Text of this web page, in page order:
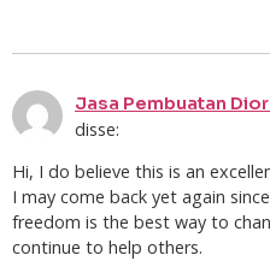
Jasa Pembuatan
disse:
Hi, I do believe this is an
I may come back yet again
freedom is the best way to
continue to help others.